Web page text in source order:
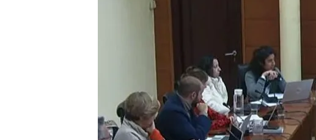
Más Madrid y PSOE han
del PP en Manzanares el Real,
Los socialistas han exigido a
Isabel Díaz Ayuso, que pida el
Compartir